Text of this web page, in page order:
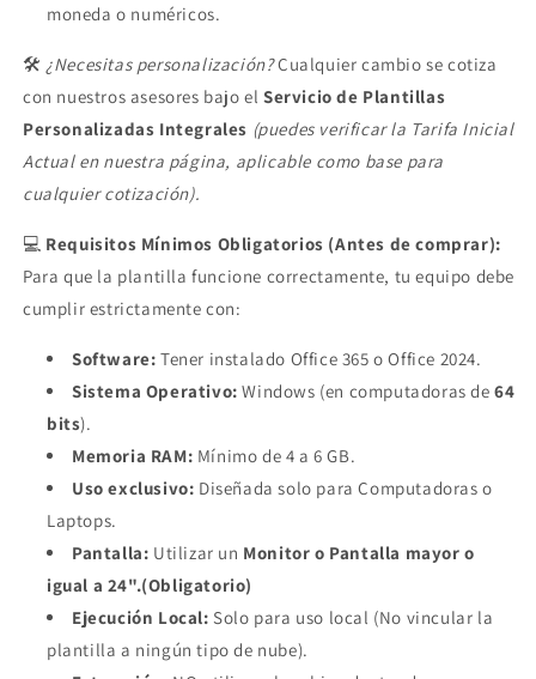
moneda o numéricos.
🛠️ ¿Necesitas personalización?Cualquier cambio se cotiza
con nuestros asesores bajo elServicio de Plantillas
Personalizadas Integrales (puedes verificar la Tarifa Inicial
Actual en nuestra página, aplicable como base para
cualquier cotización).
💻 Requisitos Mínimos Obligatorios (Antes de comprar):
Para que la plantilla funcione correctamente, tu equipo debe
cumplir estrictamente con:
Software: Tener instalado Office 365 o Office 2024.
Sistema Operativo: Windows (en computadoras de64
bits).
Memoria RAM: Mínimo de 4 a 6 GB.
Uso exclusivo: Diseñada solo para Computadoras o
Laptops.
Pantalla: Utilizar un Monitor o Pantalla mayor o
igual a 24".(Obligatorio)
Ejecución Local: Solo para uso local (No vincular la
plantilla a ningún tipo de nube).